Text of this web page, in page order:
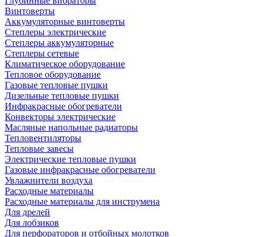
Винтоверты
Аккумуляторные винтоверты
Степлеры электрические
Степлеры аккумуляторные
Степлеры сетевые
Климатическое оборудование
Тепловое оборудование
Газовые тепловые пушки
Дизельные тепловые пушки
Инфракрасные обогреватели
Конвекторы электрические
Масляные напольные радиаторы
Тепловентиляторы
Тепловые завесы
Электрические тепловые пушки
Газовые инфракрасные обогреватели
Увлажнители воздуха
Расходные материалы
Расходные материалы для инструмена
Для дрелей
Для лобзиков
Для перфораторов и отбойных молотков